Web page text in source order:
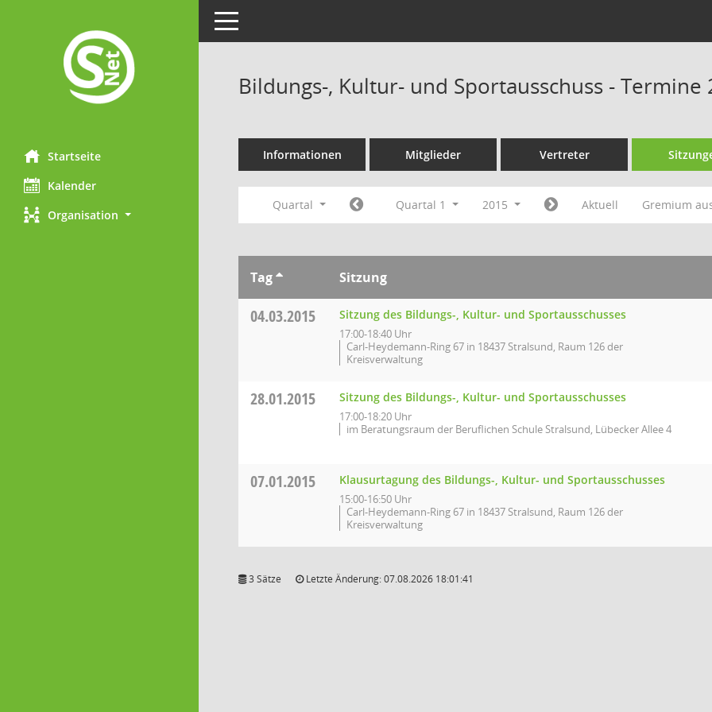
Startseite
Kalender
Organisation
Toggle navigation
Bildungs-, Kultur- und Sportausschuss - Termine
Informationen Mitglieder Vertreter
Quartal Quartal 1 2015 Aktuell Gremium
Tag Sitzung
04.03.2015 Sitzung des Bildungs-, Kultur- und Sportausschusses
17:00-18:40 Uhr
Carl-Heydemann-Ring 67 in 18437 Stralsund, Raum 126 der
Kreisverwaltung
28.01.2015 Sitzung des Bildungs-, Kultur- und Sportausschusses
17:00-18:20 Uhr
im Beratungsraum der Beruflichen Schule Stralsund, Lübecker Allee 4
07.01.2015 Klausurtagung des Bildungs-, Kultur- und Sportausschusses
15:00-16:50 Uhr
Carl-Heydemann-Ring 67 in 18437 Stralsund, Raum 126 der
Kreisverwaltung
3 Sätze Letzte Änderung: 07.08.2026 18:01:41